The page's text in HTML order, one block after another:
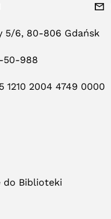
5/6, 80-806 Gdańsk
50-988
1210 2004 4749 0000
do Biblioteki